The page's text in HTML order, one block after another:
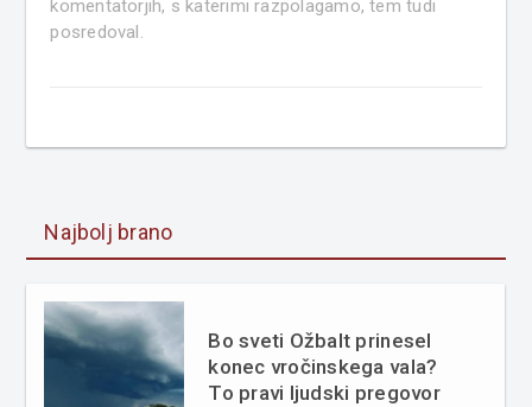
komentatorjih, s katerimi razpolagamo, tem tudi
posredoval.
Najbolj brano
Bo sveti Ožbalt prinesel
konec vročinskega vala?
To pravi ljudski pregovor